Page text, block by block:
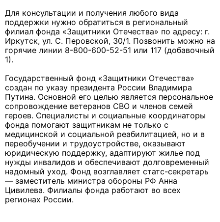
Для консультации и получения любого вида
поддержки нужно обратиться в региональный
филиал фонда «Защитники Отечества» по адресу: г.
Иркутск, ул. С. Перовской, 30/1. Позвонить можно на
горячие линии 8-800-600-52-51 или 117 (добавочный
1).
Государственный фонд «Защитники Отечества»
создан по указу президента России Владимира
Путина. Основной его целью является персональное
сопровождение ветеранов СВО и членов семей
героев. Специалисты и социальные координаторы
фонда помогают защитникам не только с
медицинской и социальной реабилитацией, но и в
переобучении и трудоустройстве, оказывают
юридическую поддержку, адаптируют жилье под
нужды инвалидов и обеспечивают долговременный
надомный уход. Фонд возглавляет статс-секретарь
— заместитель министра обороны РФ Анна
Цивилева. Филиалы фонда работают во всех
регионах России.